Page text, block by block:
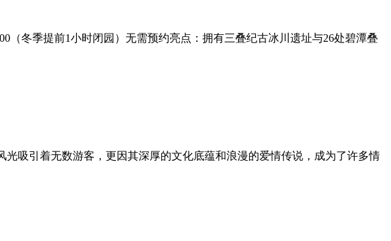
冬季提前1小时闭园）无需预约亮点：拥有三叠纪古冰川遗址与26处碧潭叠
吸引着无数游客，更因其深厚的文化底蕴和浪漫的爱情传说，成为了许多情